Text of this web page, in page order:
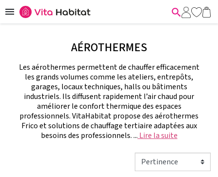
 
AÉROTHERMES
Les aérothermes permettent de chauffer efficacement
les grands volumes comme les ateliers, entrepôts,
garages, locaux techniques, halls ou bâtiments
industriels. Ils diffusent rapidement l’air chaud pour
améliorer le confort thermique des espaces
professionnels. VitaHabitat propose des aérothermes
Frico et solutions de chauffage tertiaire adaptées aux
besoins des professionnels. ... Lire la suite